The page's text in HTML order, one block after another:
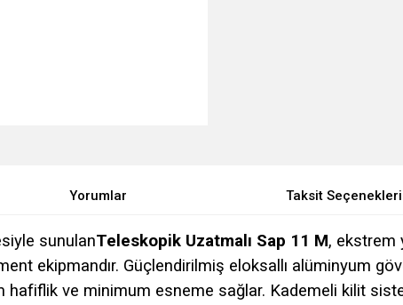
Yorumlar Taksit Seçenekleri
sunulanTeleskopik Uzatmalı Sap 11 M, ekstrem
ekipmandır. Güçlendirilmiş eloksallı alüminyum
ve minimum esneme sağlar. Kademeli kilit